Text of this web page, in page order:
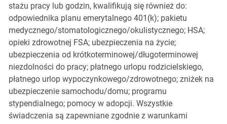
stażu pracy lub godzin, kwalifikują się również do:
odpowiednika planu emerytalnego 401(k); pakietu
medycznego/stomatologicznego/okulistycznego; HSA;
opieki zdrowotnej FSA; ubezpieczenia na życie;
ubezpieczenia od krótkoterminowej/długoterminowej
niezdolności do pracy; płatnego urlopu rodzicielskiego,
płatnego urlop wypoczynkowego/zdrowotnego; zniżek na
ubezpieczenie samochodu/domu; programu
stypendialnego; pomocy w adopcji. Wszystkie
świadczenia są zapewniane zgodnie z warunkami